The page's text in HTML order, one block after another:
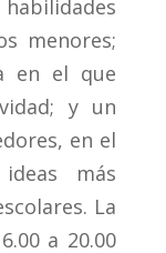
menores;
en el que
y un
en el
más
La
a 20.00